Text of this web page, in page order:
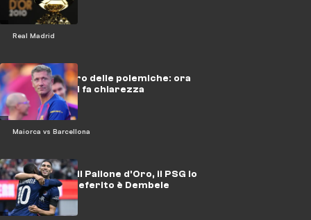
Real Madrid
Maiorca vs Barcellona
Il Pallone d'Oro delle polemiche: ora
Lewandowski fa chiarezza
Hakimi vuole il Pallone d'Oro, il PSG lo
censura: il preferito è Dembele